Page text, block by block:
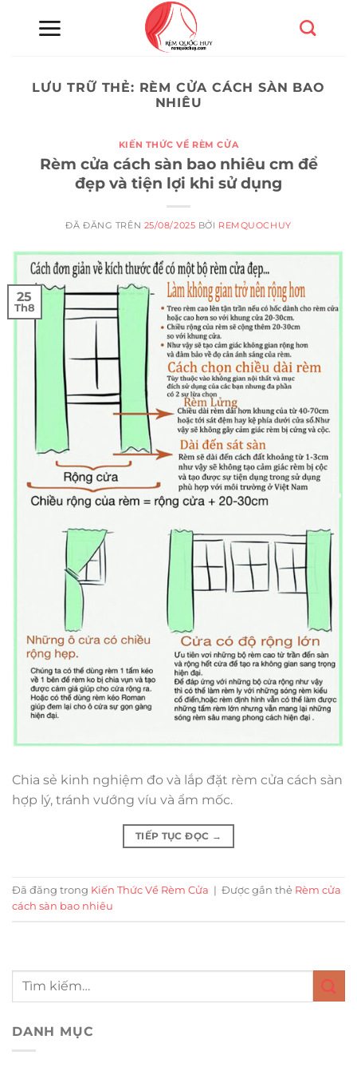
LƯU TRỮ THẺ: RÈM CỬA CÁCH SÀN BAO
NHIÊU
KIẾN THỨC VỀ RÈM CỬA
Rèm cửa cách sàn bao nhiêu cm để
đẹp và tiện lợi khi sử dụng
ĐÃ ĐĂNG TRÊN 25/08/2025 BỞI REMQUOCHUY
25
Th8
Chia sẻ kinh nghiệm đo và lắp đặt rèm cửa cách sàn
hợp lý, tránh vướng víu và ẩm mốc.
TIẾP TỤC ĐỌC →
Đã đăng trong Kiến Thức Về Rèm Cửa | Được gắn thẻ Rèm cửa
cách sàn bao nhiêu
DANH MỤC